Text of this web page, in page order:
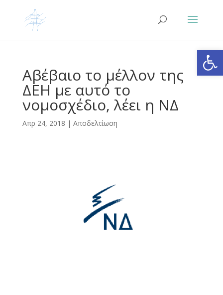
Αβέβαιο το μέλλον της
ΔΕΗ με αυτό το
νομοσχέδιο, λέει η ΝΔ
Απρ 24, 2018 | Αποδελτίωση